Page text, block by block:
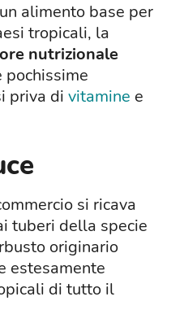
alimento base per
tropicali, la
nutrizionale
pochissime
priva di vitamine e
si ricava
tuberi della specie
originario
estesamente
di tutto il